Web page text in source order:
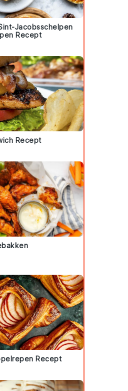
Jacobsschelpen
Recept
Recept
Recept